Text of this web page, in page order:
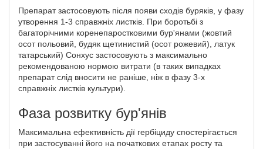
Препарат застосовують після появи сходів буряків, у фазу
утворення 1-3 справжніх листків. При боротьбі з
багаторічними коренепаростковими бур'янами (жовтий
осот польовий, будяк щетинистий (осот рожевий), латук
татарський) Сонхус застосовують з максимально
рекомен­дованою нормою витрати (в таких випадках
препарат слід вносити не раніше, ніж в фазу 3-х
справжніх листків культури).
Фаза розвитку бур'янів
Максимальна ефективність дії гербіциду спостерігається
при застосуванні його на початкових етапах росту та